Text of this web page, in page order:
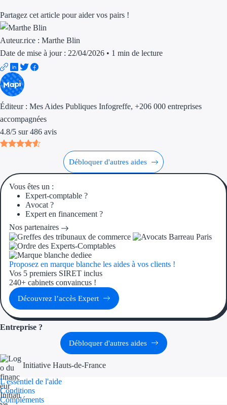
Régions de A à H
Aides Région
Aides Région
Aides Région
Aides Région
Partagez cet article pour aider vos pairs !
Auteur.rice : Marthe Blin
Date de mise à jour : 22/04/2026 • 1 min de lecture
Éditeur : Mes Aides Publiques Infogreffe, +206 000 entreprises
accompagnées
4.8/5 sur 486 avis
Débloquer d'autres aides
Vous êtes un :
Expert-comptable ?
Avocat ?
Expert en financement ?
Nos partenaires
Proposez en marque blanche les aides à vos clients !
Vos 5 premiers SIRET inclus
240+ cabinets convaincus !
Découvrez l’accès Expert
Entreprise ?
Débloquer d'autres aides
Initiative Hauts-de-France
L'essentiel de l'aide
Conditions
Compléments